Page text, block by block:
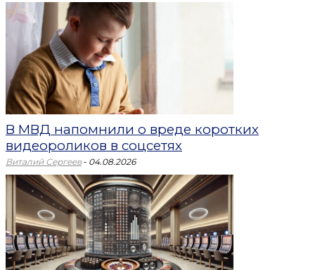
В МВД напомнили о вреде коротких
видеороликов в соцсетях
Виталий Сергеев - 04.08.2026